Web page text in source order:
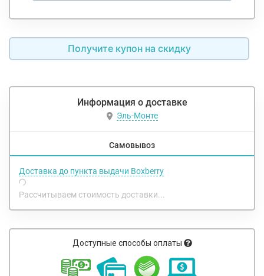
Получите купон на скидку
Информация о доставке
Эль-Монте
Самовывоз
Доставка до пункта выдачи Boxberry
Рассчитываем стоимость доставки...
Доступные способы оплаты